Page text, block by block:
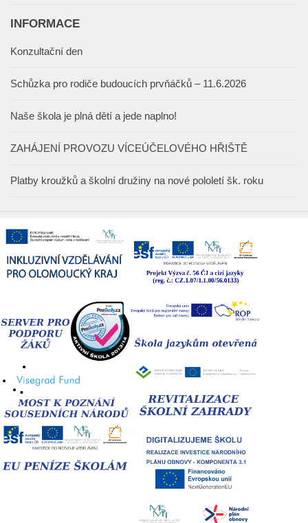
INFORMACE
Konzultační den
Schůzka pro rodiče budoucích prvňáčků – 11.6.2026
Naše škola je plná dětí a jede naplno!
ZAHÁJENÍ PROVOZU VÍCEÚČELOVÉHO HŘIŠTĚ
Platby kroužků a školní družiny na nové pololetí šk. roku